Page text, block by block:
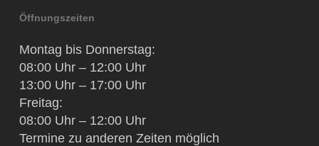
Öffnungszeiten
Montag bis Donnerstag:
08:00 Uhr – 12:00 Uhr
13:00 Uhr – 17:00 Uhr
Freitag:
08:00 Uhr – 12:00 Uhr
Termine zu anderen Zeiten möglich